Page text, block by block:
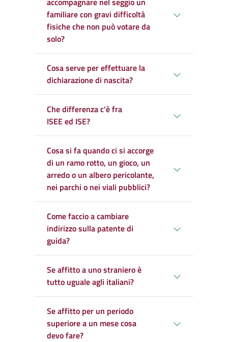
familiare con gravi difficoltà
fisiche che non può votare da
solo?
Cosa serve per effettuare la
dichiarazione di nascita?
Che differenza c'è fra
ISEE ed ISE?
Cosa si fa quando ci si accorge
di un ramo rotto, un gioco, un
arredo o un albero pericolante,
nei parchi o nei viali pubblici?
Come faccio a cambiare
indirizzo sulla patente di
guida?
Se affitto a uno straniero è
tutto uguale agli italiani?
Se affitto per un periodo
superiore a un mese cosa
devo fare?